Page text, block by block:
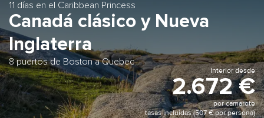
11 días en el Caribbean Princess
Canadá clásico y Nueva
Inglaterra
8 puertos de Boston a Quebec
Interior desde
2.672 €
por camarote
tasas incluidas (507 € por persona)